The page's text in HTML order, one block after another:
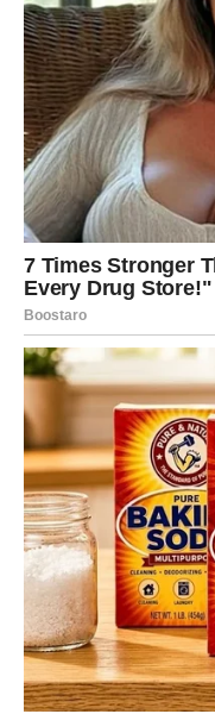
unutrašnji glas, jer će
odlukama.
Mogući su neobični
će vam delovati kao
stvari koje će se
slučajne.
KRAJ JULA
KOJA
Pred vama je